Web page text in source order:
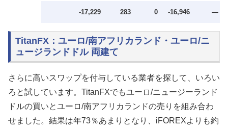
-17,229 283 0 -16,946 —
TitanFX：ユーロ/南アフリカランド・ユーロ/ニ
ュージランドドル 両建て
さらに高いスワップを付与している業者を探して、いろい
ろと試しています。TitanFXでもユーロ/ニュージーランド
ドルの買いとユーロ/南アフリカランドの売りを組み合わ
せました。結果は年73％あまりとなり、iFOREXよりも約